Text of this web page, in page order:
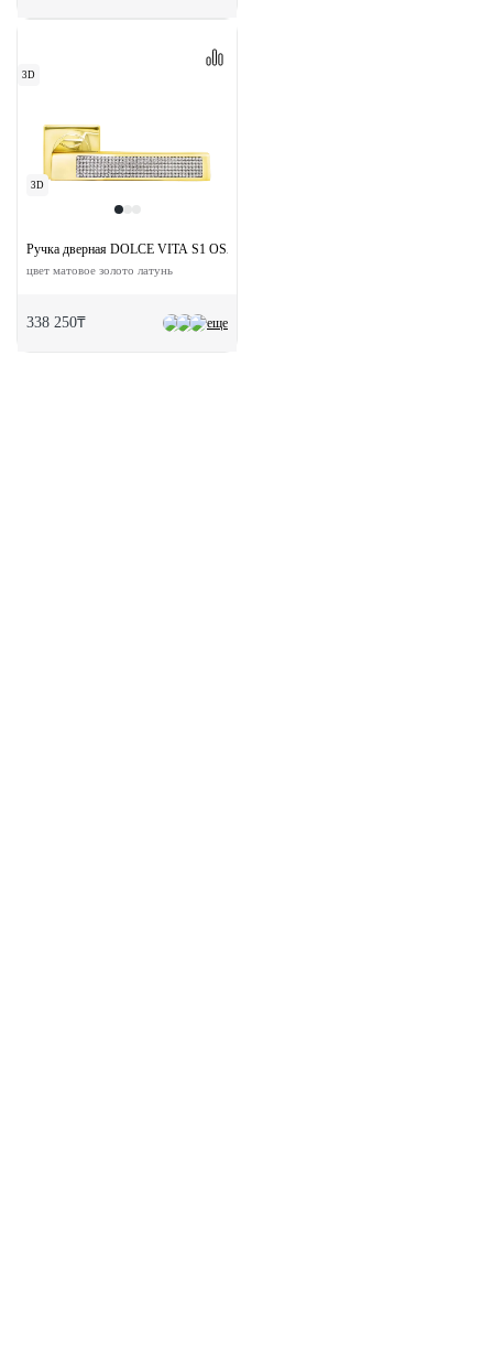
3D
3D
еще
Ручка дверная DOLCE VITA S1 OSA раздельная на квадратном основании
цвет матовое золото латунь
338 250₸